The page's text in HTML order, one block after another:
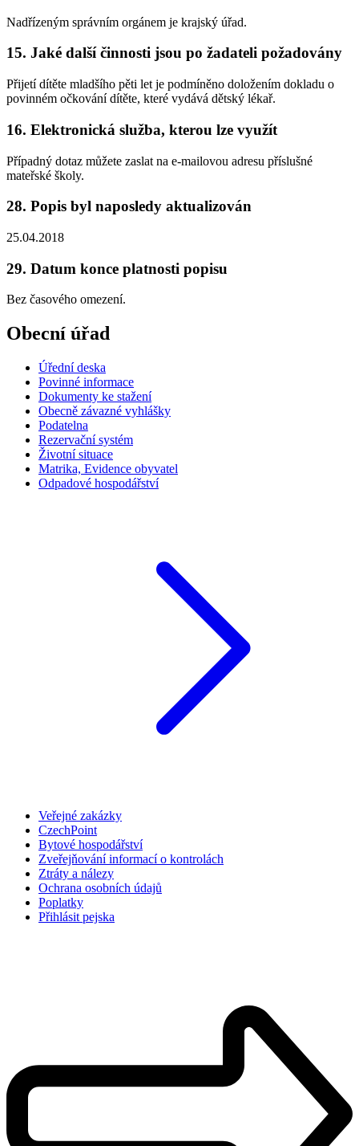
Nadřízeným správním orgánem je krajský úřad.
15. Jaké další činnosti jsou po žadateli požadovány
Přijetí dítěte mladšího pěti let je podmíněno doložením dokladu o
povinném očkování dítěte, které vydává dětský lékař.
16. Elektronická služba, kterou lze využít
Případný dotaz můžete zaslat na e-mailovou adresu příslušné
mateřské školy.
28. Popis byl naposledy aktualizován
25.04.2018
29. Datum konce platnosti popisu
Bez časového omezení.
Obecní úřad
Úřední deska
Povinné informace
Dokumenty ke stažení
Obecně závazné vyhlášky
Podatelna
Rezervační systém
Životní situace
Matrika, Evidence obyvatel
Odpadové hospodářství
Veřejné zakázky
CzechPoint
Bytové hospodářství
Zveřejňování informací o kontrolách
Ztráty a nálezy
Ochrana osobních údajů
Poplatky
Přihlásit pejska